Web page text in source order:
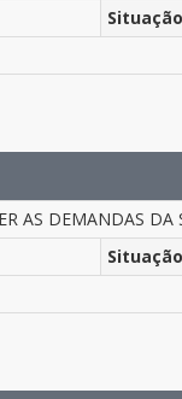
AS DEMANDAS